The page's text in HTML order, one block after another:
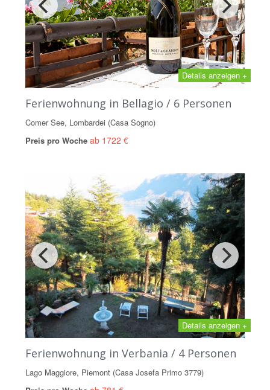
Details anzeigen +
Ferienwohnung in Bellagio / 6 Personen
Comer See, Lombardei (Casa Sogno)
Preis pro Woche ab 1722 €
Details anzeigen +
Ferienwohnung in Verbania / 4 Personen
Lago Maggiore, Piemont (Casa Josefa Primo 3779)